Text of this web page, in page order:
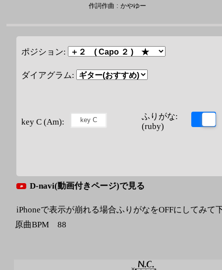
作詞作曲 : かやゆー
ポジション:
ダイアグラム:
key C (Am):
ふりがな:
(ruby)
D-navi(動画付きページ)で見る
iPhoneで表示が崩れる場合ふりがなをOFFにしてみて
原曲BPM 88